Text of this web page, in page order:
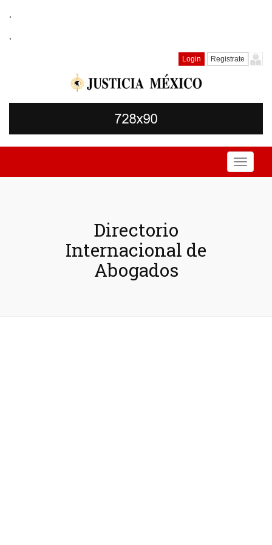
.
.
Login Registrate
Toggle
Directorio
Internacional de
Abogados